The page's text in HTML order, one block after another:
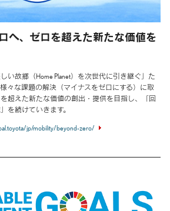
へ、ゼロを超えた新たな価値を
い故郷（Home Planet）を次世代に引き継ぐ」た
々な課題の解決（マイナスをゼロにする）に取
超えた新たな価値の創出・提供を目指し、「回
を続けていきます。
jp/mobility/beyond-zero/